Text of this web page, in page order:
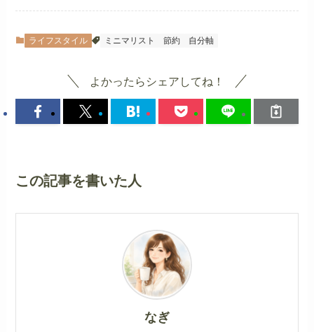
ライフスタイル ミニマリスト 節約 自分軸
よかったらシェアしてね！
この記事を書いた人
なぎ